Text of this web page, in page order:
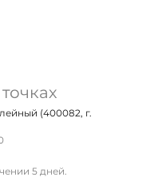
(400082, г.
5 дней.